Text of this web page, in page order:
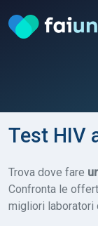
Test HIV
Trova dove fare
Confronta le
migliori laboratori